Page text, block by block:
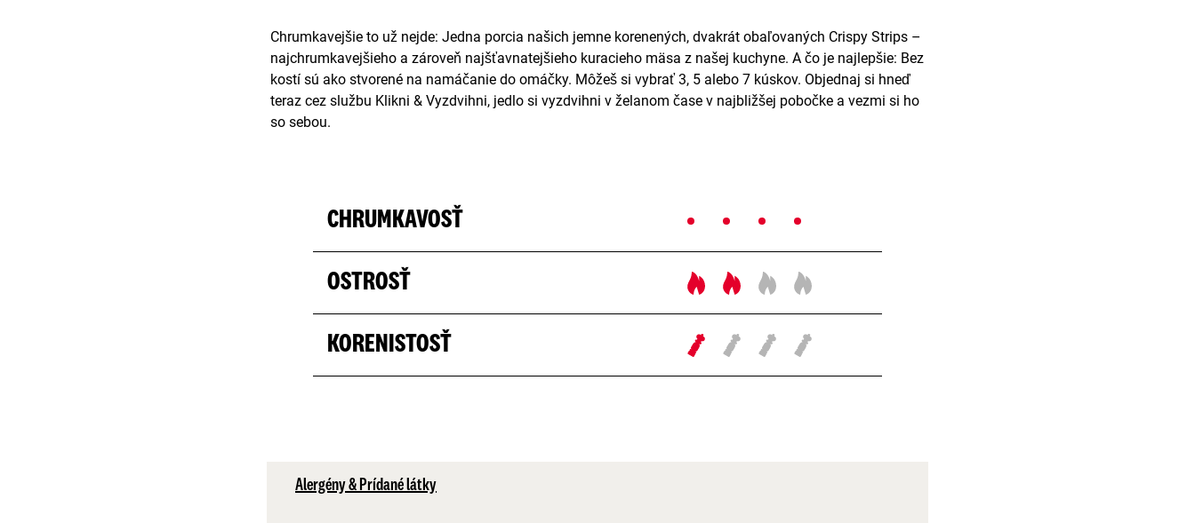
Chrumkavejšie to už nejde: Jedna porcia našich jemne korenených, dvakrát obaľovaných Crispy Strips –
najchrumkavejšieho a zároveň najšťavnatejšieho kuracieho mäsa z našej kuchyne. A čo je najlepšie: Bez
kostí sú ako stvorené na namáčanie do omáčky. Môžeš si vybrať 3, 5 alebo 7 kúskov. Objednaj si hneď
teraz cez službu Klikni & Vyzdvihni, jedlo si vyzdvihni v želanom čase v najbližšej pobočke a vezmi si ho
so sebou.
CHRUMKAVOSŤ
OSTROSŤ
KORENISTOSŤ
Alergény & Prídané látky